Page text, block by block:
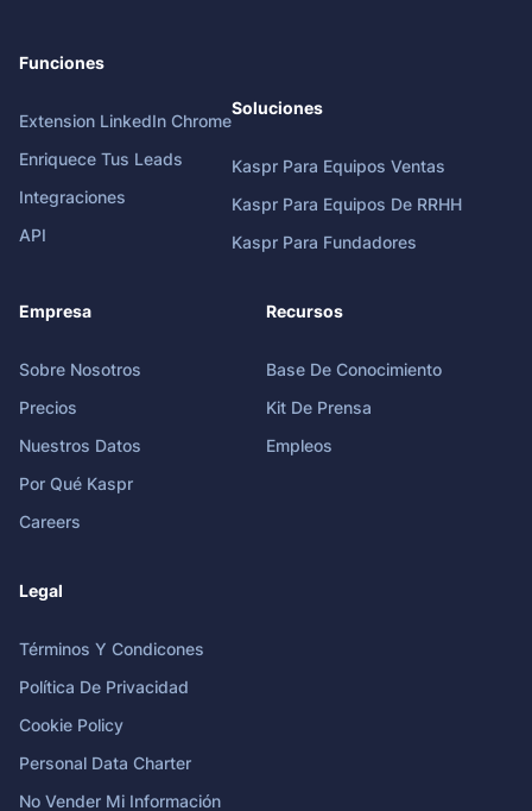
Funciones
Extension LinkedIn Chrome
Enriquece Tus Leads
Integraciones
API
Soluciones
Kaspr Para Equipos Ventas
Kaspr Para Equipos De RRHH
Kaspr Para Fundadores
Empresa
Sobre Nosotros
Precios
Nuestros Datos
Por Qué Kaspr
Careers
Recursos
Base De Conocimiento
Kit De Prensa
Empleos
Legal
Términos Y Condicones
Política De Privacidad
Cookie Policy
Personal Data Charter
No Vender Mi Información